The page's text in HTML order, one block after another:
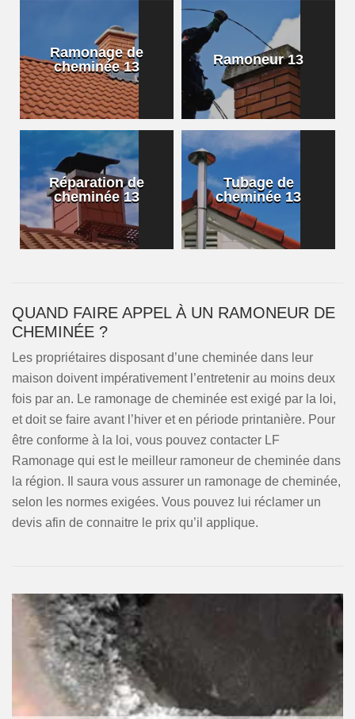
Ramonage de
cheminée 13
Ramoneur 13
Réparation de
cheminée 13
Tubage de
cheminée 13
QUAND FAIRE APPEL À UN RAMONEUR DE
CHEMINÉE ?
Les propriétaires disposant d’une cheminée dans leur
maison doivent impérativement l’entretenir au moins deux
fois par an. Le ramonage de cheminée est exigé par la loi,
et doit se faire avant l’hiver et en période printanière. Pour
être conforme à la loi, vous pouvez contacter LF
Ramonage qui est le meilleur ramoneur de cheminée dans
la région. Il saura vous assurer un ramonage de cheminée,
selon les normes exigées. Vous pouvez lui réclamer un
devis afin de connaitre le prix qu’il applique.